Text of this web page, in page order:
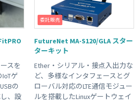
スを
ゲ
の
、設
委託販売
FutureNet MA-S120/GLA スター
ターキット
Ether・シリアル・接点入出力な
ど、多様なインタフェースとグ
ローバル対応のLTE通信モジュー
ルを搭載したLinuxゲートウェイ